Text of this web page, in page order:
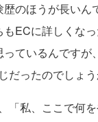
のほうが長い
ECに詳しくな
ているんです
だったのでしょう
「私、ここで何